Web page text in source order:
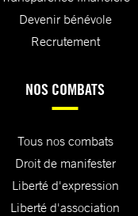
Devenir bénévole
Recrutement
NOS COMBATS
Tous nos combats
Droit de manifester
Liberté d'expression
Liberté d'association